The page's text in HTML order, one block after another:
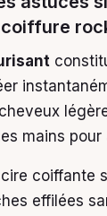
mains
coiffante
effilées